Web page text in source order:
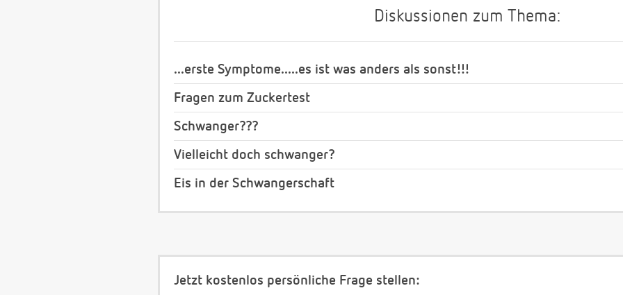
Diskussionen zum Thema:
...erste Symptome.....es ist was anders als sonst!!!
Fragen zum Zuckertest
Schwanger???
Vielleicht doch schwanger?
Eis in der Schwangerschaft
Jetzt kostenlos persönliche Frage stellen: